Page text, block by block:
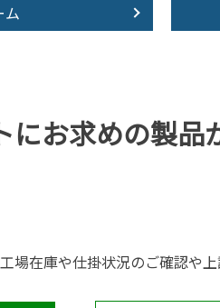
ム
にお求めの製品
場在庫や仕掛状況のご確認や